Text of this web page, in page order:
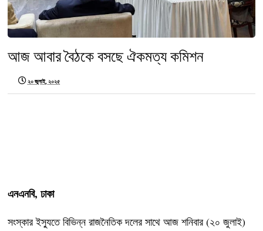
আজ আবার বৈঠকে বসছে ঐকমত্য কমিশন
২০ জুলাই, ২০২৫
এনএনবি, ঢাকা
সংস্কার ইস্যুতে বিভিন্ন রাজনৈতিক দলের সাথে আজ শনিবার (২০ জুলাই)